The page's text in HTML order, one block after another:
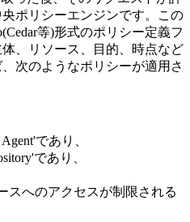
ポリシーエンジンです。この
等)形式のポリシー定義フ
、リソース、目的、時点など
次のようなポリシーが適用さ
であり、
であり、
スへのアクセスが制限される